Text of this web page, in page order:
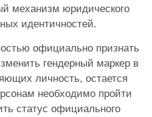
механизм юридического
идентичностей.
официально признать
гендерный маркер в
личность, остается
необходимо пройти
статус официального